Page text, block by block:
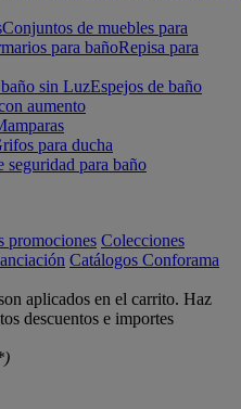
Conjuntos de muebles para
para bañoRepisa para
sin LuzEspejos de baño
aumento
para ducha
seguridad para baño
promociones Colecciones
Catálogos Conforama
aplicados en el carrito. Haz
descuentos e importes